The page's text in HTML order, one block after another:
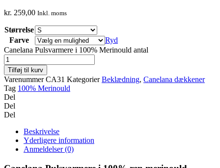
kr. 259,00 Inkl. moms
Størrelse
Farve
Ryd
Canelana Pulsvarmere i 100% Merinould antal
Tilføj til kurv
VarenummerCA31 Kategorier Beklædning, Canelana dækkener
Tag 100% Merinould
Del
Del
Del
Beskrivelse
Yderligere information
Anmeldelser (0)